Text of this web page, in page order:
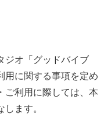
ジオ「グッドバイブ
用に関する事項を定め
ご利用に際しては、本
ます。